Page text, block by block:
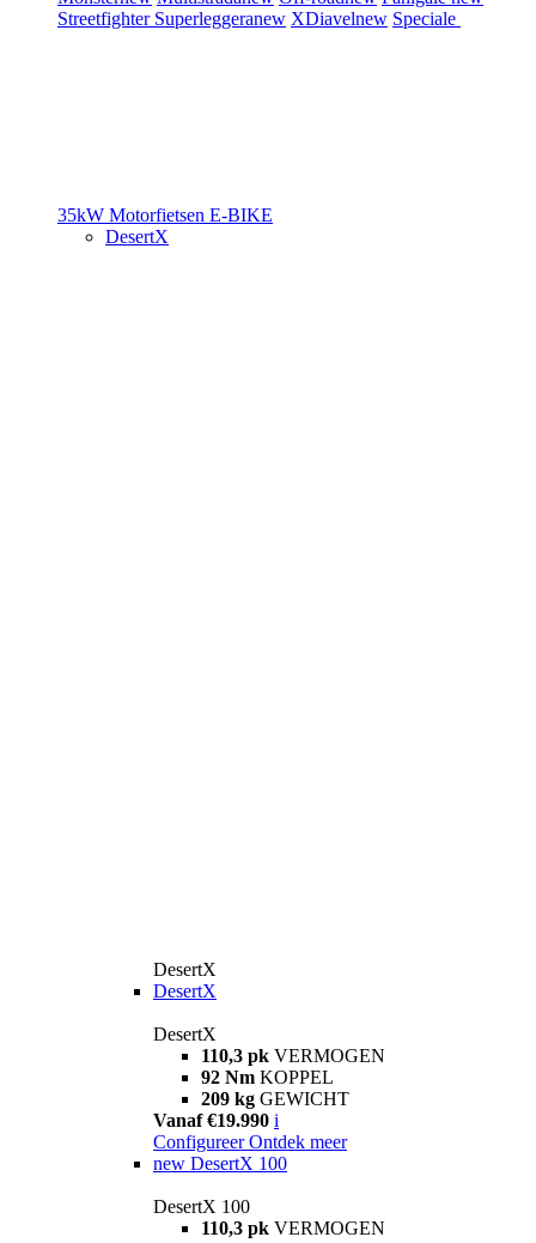
Streetfighter Superleggeranew XDiavelnew Speciale
35kW Motorfietsen E-BIKE
DesertX
DesertX
DesertX
DesertX
110,3 pk VERMOGEN
92 Nm KOPPEL
209 kg GEWICHT
Vanaf €19.990 i
Configureer Ontdek meer
new DesertX 100
DesertX 100
110,3 pk VERMOGEN